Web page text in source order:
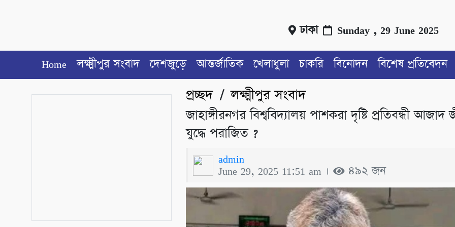
ঢাকা Sunday , 29 June 2025
Home লক্ষ্মীপুর সংবাদ দেশজুড়ে আন্তর্জাতিক খেলাধুলা চাকরি বিনোদন বিশেষ প্রতিবেদন
প্রচ্ছদ/লক্ষ্মীপুর সংবাদ
জাহাঙ্গীরনগর বিশ্ববিদ্যালয় পাশকরা দৃষ্টি প্রতিবন্ধী আজাদ
যুদ্ধে পরাজিত ?
admin
June 29, 2025 11:51 am । ৪৯২ জন